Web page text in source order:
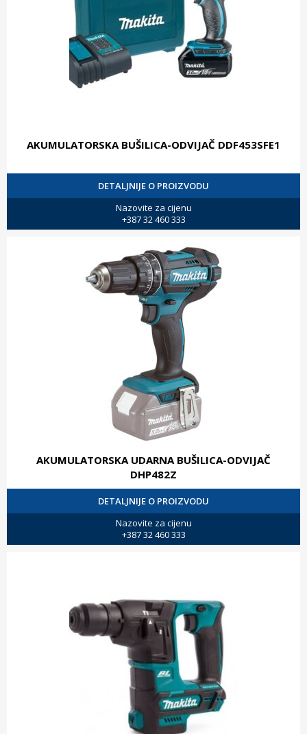
AKUMULATORSKA BUŠILICA-ODVIJAČ DDF453SFE1
DETALJNIJE O PROIZVODU
Nazovite za cijenu
+387 32 460 333
AKUMULATORSKA UDARNA BUŠILICA-ODVIJAČ
DHP482Z
DETALJNIJE O PROIZVODU
Nazovite za cijenu
+387 32 460 333